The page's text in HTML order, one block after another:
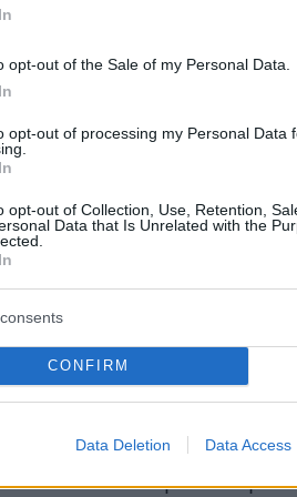
opt-out of the Sale of my Personal Data.
opt-out of processing my Personal Data
opt-out of Collection, Use, Retention,
Data that Is Unrelated with the
CONFIRM
Data Deletion Data Access
έρευνα που
βομβαρδισμών του
δήλωσε στο Γαλλικό
Αμπάς Χατζ Χασάν.
βομβαρδισμοί «έκαψαν
ελαιόδεντρα, πέρα
πρόσθεσε,
εθνικής κυριαρχίας» του
δυνάμει του
εναντίον αμάχων ή